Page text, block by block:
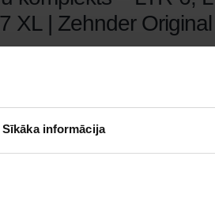
Sīkāka informācija
XL | Zehnder Original
LTR-6,LTR-7 / LTR-7 Z / LTR-7 XL